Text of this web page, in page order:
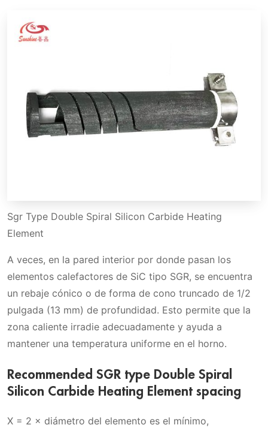
Sgr Type Double Spiral Silicon Carbide Heating
Element
A veces, en la pared interior por donde pasan los
elementos calefactores de SiC tipo SGR, se encuentra
un rebaje cónico o de forma de cono truncado de 1/2
pulgada (13 mm) de profundidad. Esto permite que la
zona caliente irradie adecuadamente y ayuda a
mantener una temperatura uniforme en el horno.
Recommended SGR type Double Spiral
Silicon Carbide Heating Element spacing
X = 2 × diámetro del elemento es el mínimo,